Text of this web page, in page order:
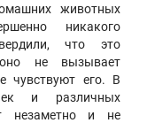
животных
никакого
что это
оно не вызывает
чувствуют его. В
и различных
незаметно и не